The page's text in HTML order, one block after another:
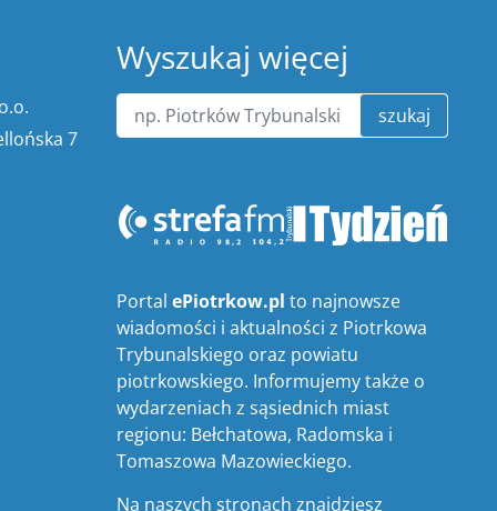
7
Wyszukaj więcej
szukaj
PortalePiotrkow.pl to najnowsze
wiadomości i aktualności z Piotrkowa
Trybunalskiego oraz powiatu
piotrkowskiego. Informujemy także o
wydarzeniach z sąsiednich miast
regionu: Bełchatowa, Radomska i
Tomaszowa Mazowieckiego.
Na naszych stronach znajdziesz